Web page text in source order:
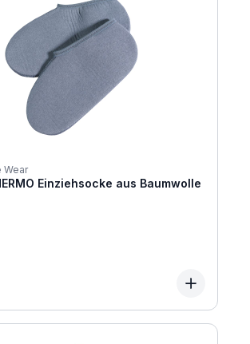
Wear
Einziehsocke aus Baumwolle